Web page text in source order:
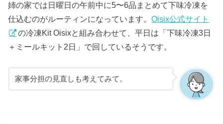
姉の家では日曜日の午前中に5〜6品まとめて下味冷凍を
仕込むのがルーティンになっています。Oisix公式サイト
の冷凍Kit Oisixと組み合わせて、平日は「下味冷凍3日
＋ミールキット2日」で回しているそうです。
家事分担の見直しも考えてみて。